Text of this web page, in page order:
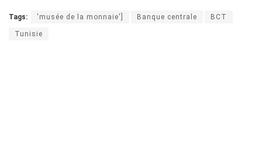
Tags: 'musée de la monnaie'] Banque centrale BCT
Tunisie